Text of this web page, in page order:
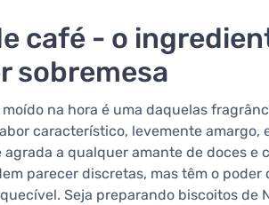
café - o
sobremesa
moído na hora é uma daquelas
característico, levemente
a qualquer amante de doces e
parecer discretas, mas têm o
Seja preparando biscoitos de